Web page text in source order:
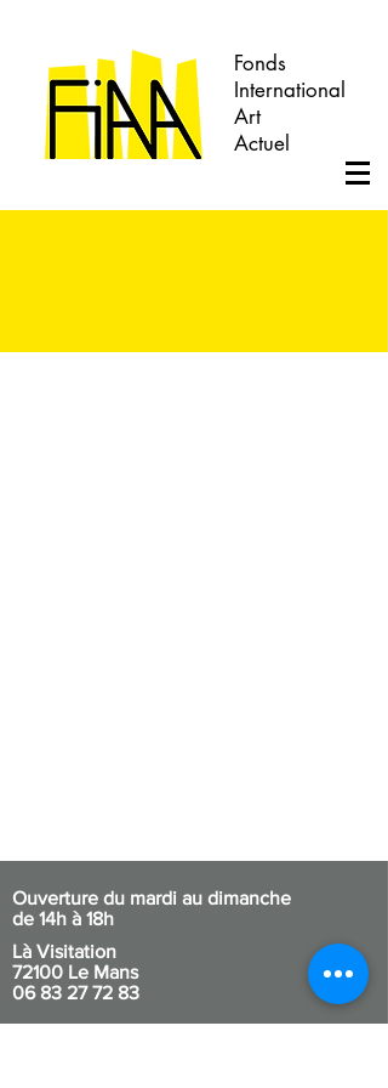
Fonds
International
Art
Actuel
Ouverture du mardi au dimanche
de 14h à 18h
Là Visitation
72100 Le Mans
06 83 27 72 83